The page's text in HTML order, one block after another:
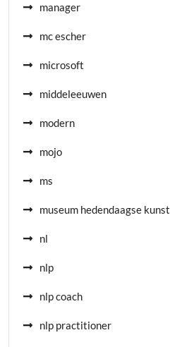
manager
mc escher
microsoft
middeleeuwen
modern
mojo
ms
museum hedendaagse kunst
nl
nlp
nlp coach
nlp practitioner